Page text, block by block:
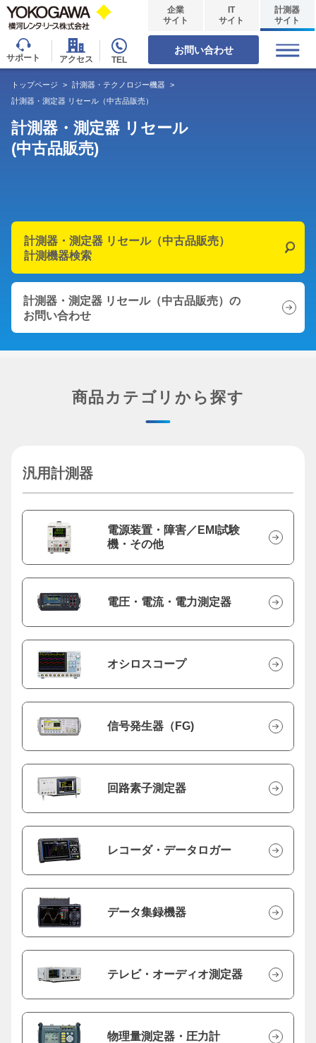
サポート アクセス TEL
企業
サイト
IT
サイト
計測器
サイト
お問い合わせ
トップページ > 計測器・テクノロジー機器 >
計測器・測定器 リセール（中古品販売）
計測器・測定器 リセール
(中古品販売)
計測器・測定器 リセール（中古品販売）
計測機器検索
計測器・測定器 リセール（中古品販売）の
お問い合わせ
商品カテゴリから探す
汎用計測器
電源装置・障害／EMI試験
機・その他
電圧・電流・電力測定器
オシロスコープ
信号発生器（FG)
回路素子測定器
レコーダ・データロガー
データ集録機器
テレビ・オーディオ測定器
物理量測定器・圧力計